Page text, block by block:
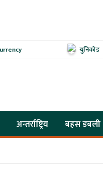
युनिकोड
अन्तर्राष्ट्रिय बहस डबली